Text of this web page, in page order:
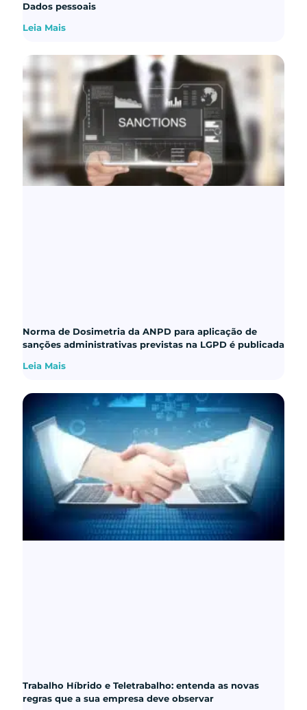
Dados pessoais
Leia Mais
Norma de Dosimetria da ANPD para aplicação de
sanções administrativas previstas na LGPD é publicada
Leia Mais
Trabalho Híbrido e Teletrabalho: entenda as novas
regras que a sua empresa deve observar